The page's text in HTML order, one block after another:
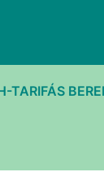
TARIFÁS